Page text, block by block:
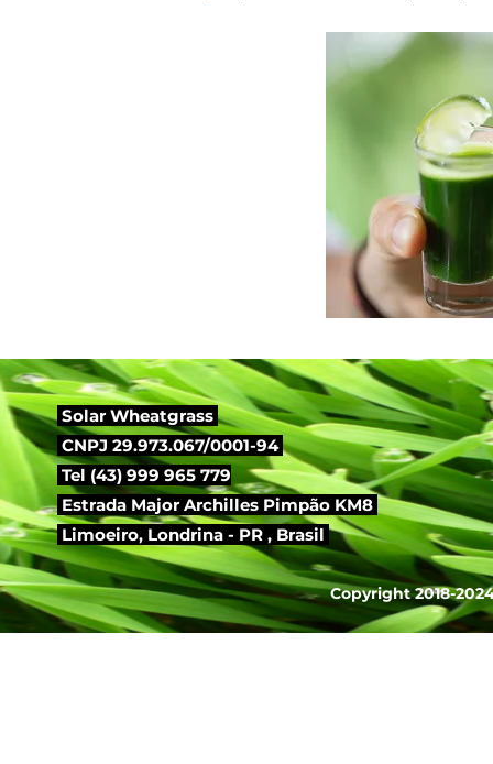
Copyright 2018-
Solar Wheatgrass
CNPJ 29.973.067/0001-94
Tel (43) 999 965 779
Estrada Major Archilles Pimpão KM8
Limoeiro, Londrina - PR , Brasil